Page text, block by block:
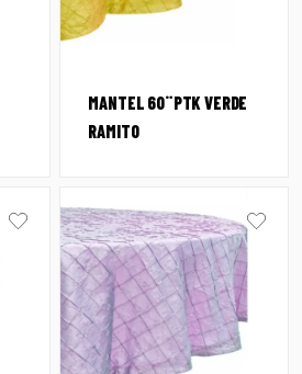
MANTEL 60¨PTK VERDE
RAMITO